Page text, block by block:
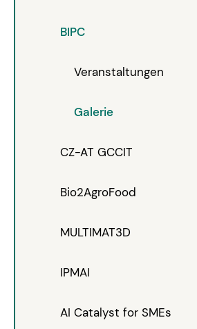
BIPC
Veranstaltungen
Galerie
CZ-AT GCCIT
Bio2AgroFood
MULTIMAT3D
IPMAI
AI Catalyst for SMEs